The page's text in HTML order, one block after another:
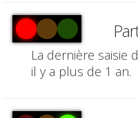
La dernière saisie
il y a plus de 1 an.